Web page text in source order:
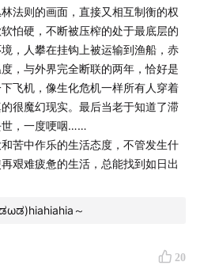
法则的画面，直接又相互制衡的权
怕硬，不断被压榨的处于最底层的
，人攀在挂钩上被运输到渔船，赤
，与外界完全断联的两年，恰好是
飞机，像生化危机一样所有人穿着
很魔幻现实。最后当老于知道了滞
世，一度哽咽……
苦中作乐的生活态度，不管发生什
艰难疲惫的生活，总能找到如日出
～
20